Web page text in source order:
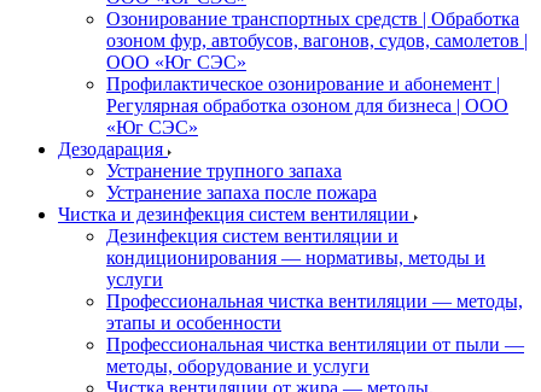
Озонирование транспортных средств | Обработка
озоном фур, автобусов, вагонов, судов, самолетов |
ООО «Юг СЭС»
Профилактическое озонирование и абонемент |
Регулярная обработка озоном для бизнеса | ООО
«Юг СЭС»
Дезодарация
Устранение трупного запаха
Устранение запаха после пожара
Чистка и дезинфекция систем вентиляции
Дезинфекция систем вентиляции и
кондиционирования — нормативы, методы и
услуги
Профессиональная чистка вентиляции — методы,
этапы и особенности
Профессиональная чистка вентиляции от пыли —
методы, оборудование и услуги
Чистка вентиляции от жира — методы,